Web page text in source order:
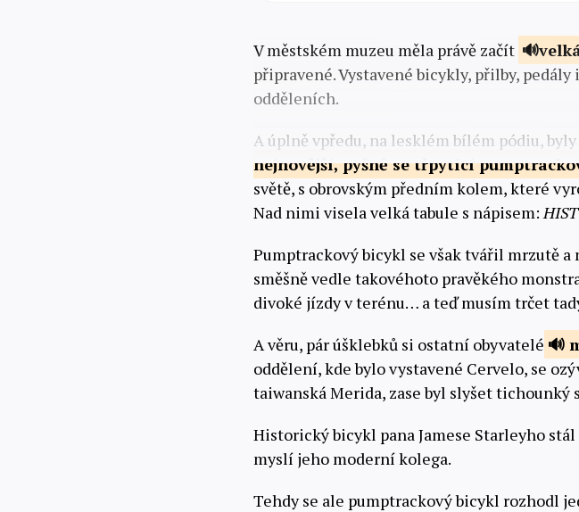
V městském muzeu měla právě začít
připravené. Vystavené bicykly, přilby,
odděleních.
A úplně vpředu, na lesklém bílém pódiu,
nejnovější, pyšně se třpytící
světě, s obrovským předním kolem, které
Nad nimi visela velká tabule s nápisem:
Pumptrackový bicykl se však tvářil mrzutě
směšně vedle takovéhoto pravěkého
divoké jízdy v terénu… a teď musím trčet
A věru, pár úšklebků si ostatní obyvatelé
oddělení, kde bylo vystavené Cervelo, se
taiwanská Merida, zase byl slyšet tichounký
Historický bicykl pana Jamese Starleyho
myslí jeho moderní kolega.
Tehdy se ale pumptrackový bicykl rozhodl